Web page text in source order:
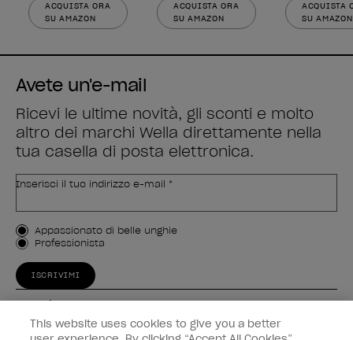
ACQUISTA ORA
SU AMAZON
ACQUISTA ORA
SU AMAZON
ACQUISTA
SU AMAZON
Avete un'e-mail
Ricevi le ultime novità, gli sconti e molto
altro dei marchi Wella direttamente nella
tua casella di posta elettronica.
Inserisci il tuo indirizzo e-mail *
Tipo di cliente
Appassionato di belle unghie
Professionista
ISCRIVIMI
Esperienza
This website uses cookies to give you a better